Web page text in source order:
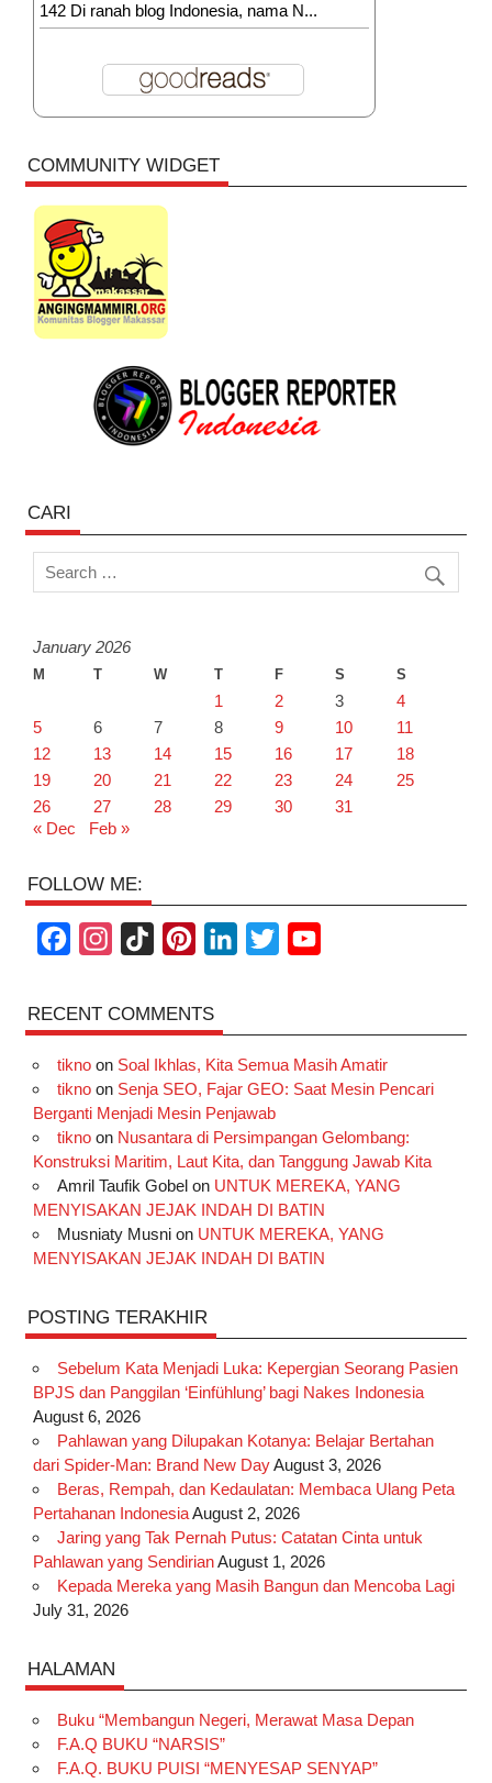
142 Di ranah blog Indonesia, nama N...
COMMUNITY WIDGET
CARI
January 2026
M T W T F S S
1 2 3
4
5
6 7 8 9 10
11
12
13 14 15 16 17
18
19
20 21 22 23 24
25
26
27 28 29 30
31
« Dec
Feb »
FOLLOW ME:
c
e
b
o
k
s
t
a
r
a
m
k
T
o
k
n
t
e
e
s
k
e
I
n
t
t
r
T
u
e
RECENT COMMENTS
tiknoon Soal Ikhlas, Kita Semua Masih Amatir
tiknoon Senja SEO, Fajar GEO: Saat Mesin Pencari
Berganti Menjadi Mesin Penjawab
tiknoon Nusantara di Persimpangan Gelombang:
Konstruksi Maritim, Laut Kita, dan Tanggung Jawab Kita
Amril Taufik Gobelon UNTUK MEREKA, YANG
MENYISAKAN JEJAK INDAH DI BATIN
Musniaty Musnion UNTUK MEREKA, YANG
MENYISAKAN JEJAK INDAH DI BATIN
POSTING TERAKHIR
Sebelum Kata Menjadi Luka: Kepergian Seorang Pasien
BPJS dan Panggilan ‘Einfühlung’ bagi Nakes Indonesia
August 6, 2026
Pahlawan yang Dilupakan Kotanya: Belajar Bertahan
dari Spider-Man: Brand New DayAugust 3, 2026
Beras, Rempah, dan Kedaulatan: Membaca Ulang Peta
Pertahanan IndonesiaAugust 2, 2026
Jaring yang Tak Pernah Putus: Catatan Cinta untuk
Pahlawan yang SendirianAugust 1, 2026
Kepada Mereka yang Masih Bangun dan Mencoba Lagi
July 31, 2026
HALAMAN
Buku “Membangun Negeri, Merawat Masa Depan
F.A.Q BUKU “NARSIS”
F.A.Q. BUKU PUISI “MENYESAP SENYAP”